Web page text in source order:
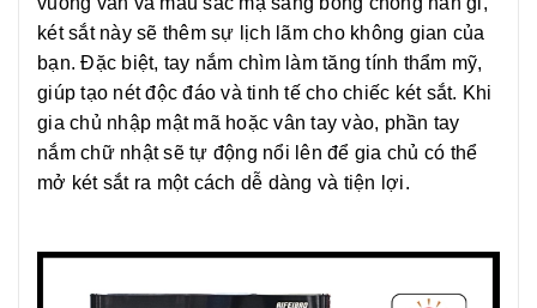
két sắt này sẽ thêm sự lịch lãm cho không gian của
bạn. Đặc biệt, tay nắm chìm làm tăng tính thẩm mỹ,
giúp tạo nét độc đáo và tinh tế cho chiếc két sắt. Khi
gia chủ nhập mật mã hoặc vân tay vào, phần tay
nắm chữ nhật sẽ tự động nổi lên để gia chủ có thể
mở két sắt ra một cách dễ dàng và tiện lợi.